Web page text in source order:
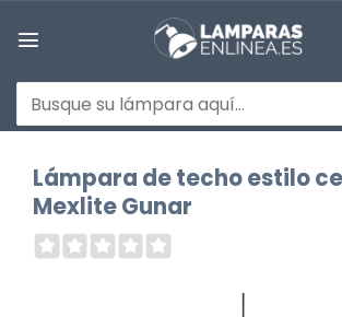
Buscar
por:
Lámpara de techo estilo
Mexlite Gunar